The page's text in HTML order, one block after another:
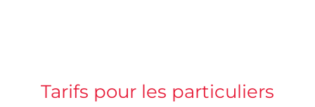
Tarifs pour les particuliers